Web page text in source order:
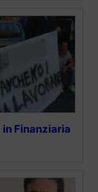
in Finanziaria